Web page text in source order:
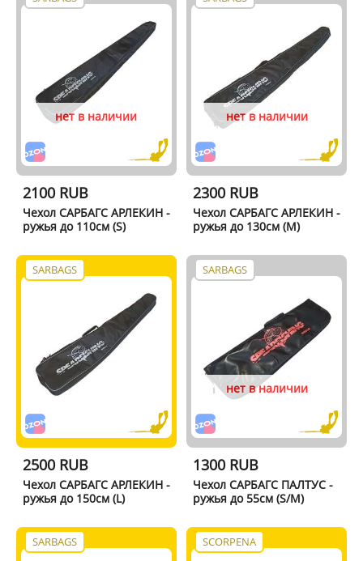
нет в наличии
2100 RUB
Чехол САРБАГС АРЛЕКИН -
ружья до 110см (S)
нет в наличии
2300 RUB
Чехол САРБАГС АРЛЕКИН -
ружья до 130см (M)
SARBAGS
2500 RUB
Чехол САРБАГС АРЛЕКИН -
ружья до 150см (L)
SARBAGS
нет в наличии
1300 RUB
Чехол САРБАГС ПАЛТУС -
ружья до 55см (S/M)
SARBAGS SCORPENA